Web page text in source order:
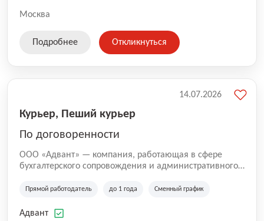
Москва
Подробнее Откликнуться
Курьер, Пеший курьер
По договоренности
ООО «Адвант» — компания, работающая в сфере
бухгалтерского сопровождения и административного
зарегистрирована в Санкт-Петербурге и
лиц и коммерческих организаций.
Прямой работодатель до 1 года Сменный график
Адвант
14.07.2026